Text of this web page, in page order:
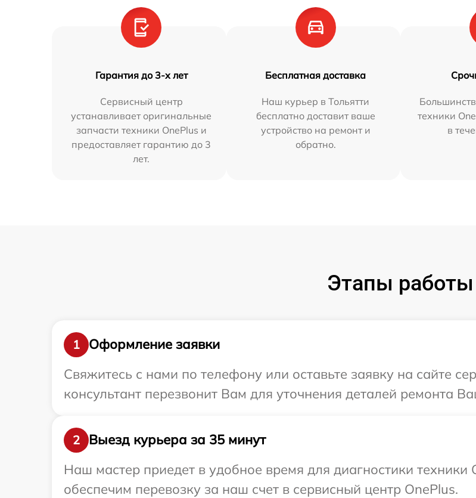
Гарантия до 3-х лет
Сервисный центр
устанавливает оригинальные
запчасти техники OnePlus и
предоставляет гарантию до 3
лет.
Бесплатная доставка
Наш курьер в Тольятти
бесплатно доставит ваше
устройство на ремонт и
обратно.
техники
в
Этапы работы
1
Оформление заявки
Свяжитесь с нами по телефону или оставьте заявку на сайте
консультант перезвонит Вам для уточнения деталей ремонта
2
Выезд курьера за 35 минут
Наш мастер приедет в удобное время для диагностики
обеспечим перевозку за наш счет в сервисный центр OnePlus.